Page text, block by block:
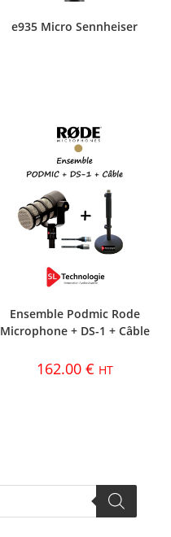
e935 Micro Sennheiser
Ensemble Podmic Rode
Microphone + DS-1 + Câble
162.00 € HT